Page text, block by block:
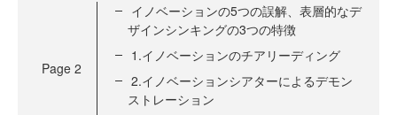
Page 2
イノベーションの5つの誤解、表層的なデ
ザインシンキングの3つの特徴
1.イノベーションのチアリーディング
2.イノベーションシアターによるデモン
ストレーション